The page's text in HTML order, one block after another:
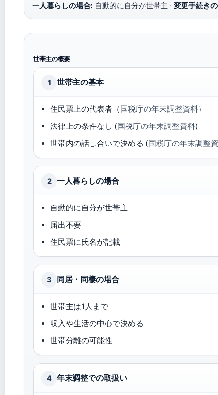
一人暮らしの場合: 自動的に自分が世帯主 · 変更手続き
世帯主の概要
1 世帯主の基本
住民票上の代表者（国税庁の年末調整資料）
法律上の条件なし (国税庁の年末調整資料)
世帯内の話し合いで決める (国税庁の年末調整
2 一人暮らしの場合
自動的に自分が世帯主
届出不要
住民票に氏名が記載
3 同居・同棲の場合
世帯主は1人まで
収入や生活の中心で決める
世帯分離の可能性
4 年末調整での取扱い